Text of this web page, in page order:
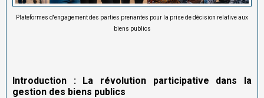
Plateformes d'engagement des parties prenantes pour la prise de décision relative aux
biens publics
Introduction : La révolution participative dans la
gestion des biens publics